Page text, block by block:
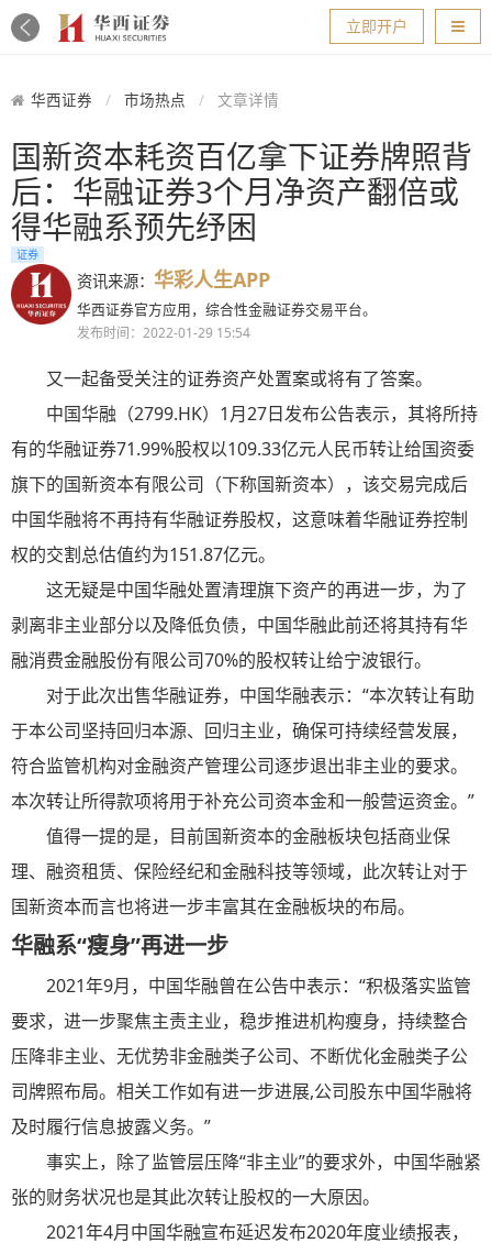
导航
立即开户
华西证券 市场热点 文章详情
国新资本耗资百亿拿下证券牌照背
后：华融证券3个月净资产翻倍或
得华融系预先纾困
证券
资讯来源： 华彩人生APP
华西证券官方应用，综合性金融证券交易平台。
发布时间：2022-01-29 15:54
又一起备受关注的证券资产处置案或将有了答案。
中国华融（2799.HK）1月27日发布公告表示，其将所持
有的华融证券71.99%股权以109.33亿元人民币转让给国资委
旗下的国新资本有限公司（下称国新资本），该交易完成后
中国华融将不再持有华融证券股权，这意味着华融证券控制
权的交割总估值约为151.87亿元。
这无疑是中国华融处置清理旗下资产的再进一步，为了
剥离非主业部分以及降低负债，中国华融此前还将其持有华
融消费金融股份有限公司70%的股权转让给宁波银行。
对于此次出售华融证券，中国华融表示：“本次转让有助
于本公司坚持回归本源、回归主业，确保可持续经营发展，
符合监管机构对金融资产管理公司逐步退出非主业的要求。
本次转让所得款项将用于补充公司资本金和一般营运资金。”
值得一提的是，目前国新资本的金融板块包括商业保
理、融资租赁、保险经纪和金融科技等领域，此次转让对于
国新资本而言也将进一步丰富其在金融板块的布局。
华融系“瘦身”再进一步
2021年9月，中国华融曾在公告中表示：“积极落实监管
要求，进一步聚焦主责主业，稳步推进机构瘦身，持续整合
压降非主业、无优势非金融类子公司、不断优化金融类子公
司牌照布局。相关工作如有进一步进展,公司股东中国华融将
及时履行信息披露义务。”
事实上，除了监管层压降“非主业”的要求外，中国华融紧
张的财务状况也是其此次转让股权的一大原因。
2021年4月中国华融宣布延迟发布2020年度业绩报表，